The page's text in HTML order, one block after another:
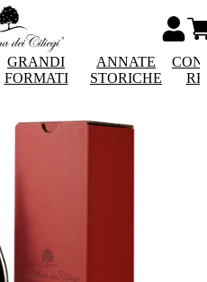
GRANDI
FORMATI
ANNATE
STORICHE